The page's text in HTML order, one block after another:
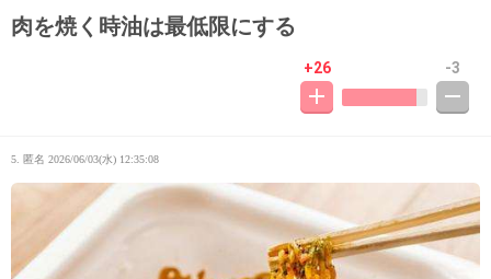
肉を焼く時油は最低限にする
+26 -3
5. 匿名 2026/06/03(水) 12:35:08